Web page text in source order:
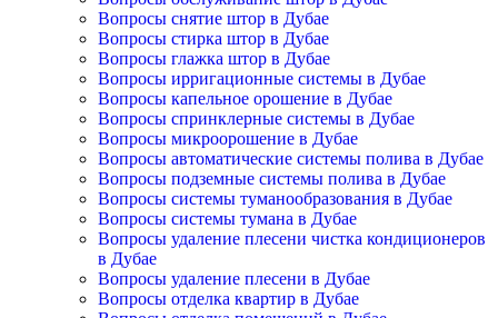
Вопросы снятие штор в Дубае
Вопросы стирка штор в Дубае
Вопросы глажка штор в Дубае
Вопросы ирригационные системы в Дубае
Вопросы капельное орошение в Дубае
Вопросы спринклерные системы в Дубае
Вопросы микроорошение в Дубае
Вопросы автоматические системы полива в Дубае
Вопросы подземные системы полива в Дубае
Вопросы системы туманообразования в Дубае
Вопросы системы тумана в Дубае
Вопросы удаление плесени чистка кондиционеров
в Дубае
Вопросы удаление плесени в Дубае
Вопросы отделка квартир в Дубае